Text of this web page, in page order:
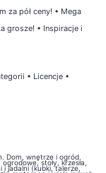
za pół ceny! • Mega
grosze! • Inspiracje i
• Licencje •
Dom, wnętrze i ogród.
stoły, krzesła,
i jadalni (kubki, talerze,